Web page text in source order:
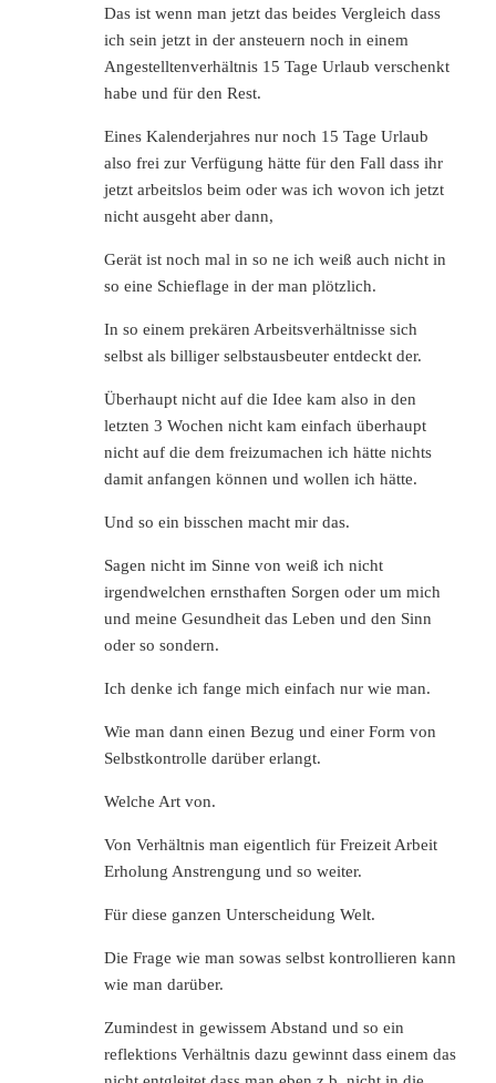
Das ist wenn man jetzt das beides Vergleich dass
ich sein jetzt in der ansteuern noch in einem
Angestelltenverhältnis 15 Tage Urlaub verschenkt
habe und für den Rest.
Eines Kalenderjahres nur noch 15 Tage Urlaub
also frei zur Verfügung hätte für den Fall dass ihr
jetzt arbeitslos beim oder was ich wovon ich jetzt
nicht ausgeht aber dann,
Gerät ist noch mal in so ne ich weiß auch nicht in
so eine Schieflage in der man plötzlich.
In so einem prekären Arbeitsverhältnisse sich
selbst als billiger selbstausbeuter entdeckt der.
Überhaupt nicht auf die Idee kam also in den
letzten 3 Wochen nicht kam einfach überhaupt
nicht auf die dem freizumachen ich hätte nichts
damit anfangen können und wollen ich hätte.
Und so ein bisschen macht mir das.
Sagen nicht im Sinne von weiß ich nicht
irgendwelchen ernsthaften Sorgen oder um mich
und meine Gesundheit das Leben und den Sinn
oder so sondern.
Ich denke ich fange mich einfach nur wie man.
Wie man dann einen Bezug und einer Form von
Selbstkontrolle darüber erlangt.
Welche Art von.
Von Verhältnis man eigentlich für Freizeit Arbeit
Erholung Anstrengung und so weiter.
Für diese ganzen Unterscheidung Welt.
Die Frage wie man sowas selbst kontrollieren kann
wie man darüber.
Zumindest in gewissem Abstand und so ein
reflektions Verhältnis dazu gewinnt dass einem das